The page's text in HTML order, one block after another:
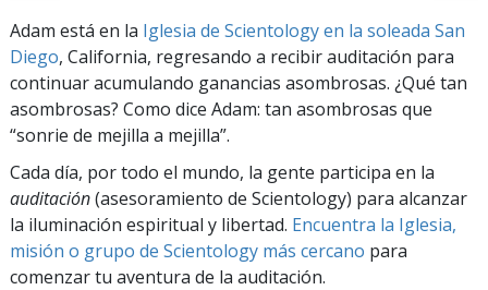
Adam está en la Iglesia de Scientology en la soleada San
Diego, California, regresando a recibir auditación para
continuar acumulando ganancias asombrosas. ¿Qué tan
asombrosas? Como dice Adam: tan asombrosas que
“sonrie de mejilla a mejilla”.
Cada día, por todo el mundo, la gente participa en la
auditación(asesoramiento de Scientology) para alcanzar
la iluminación espiritual y libertad. Encuentra la Iglesia,
misión o grupo de Scientology más cercano para
comenzar tu aventura de la auditación.